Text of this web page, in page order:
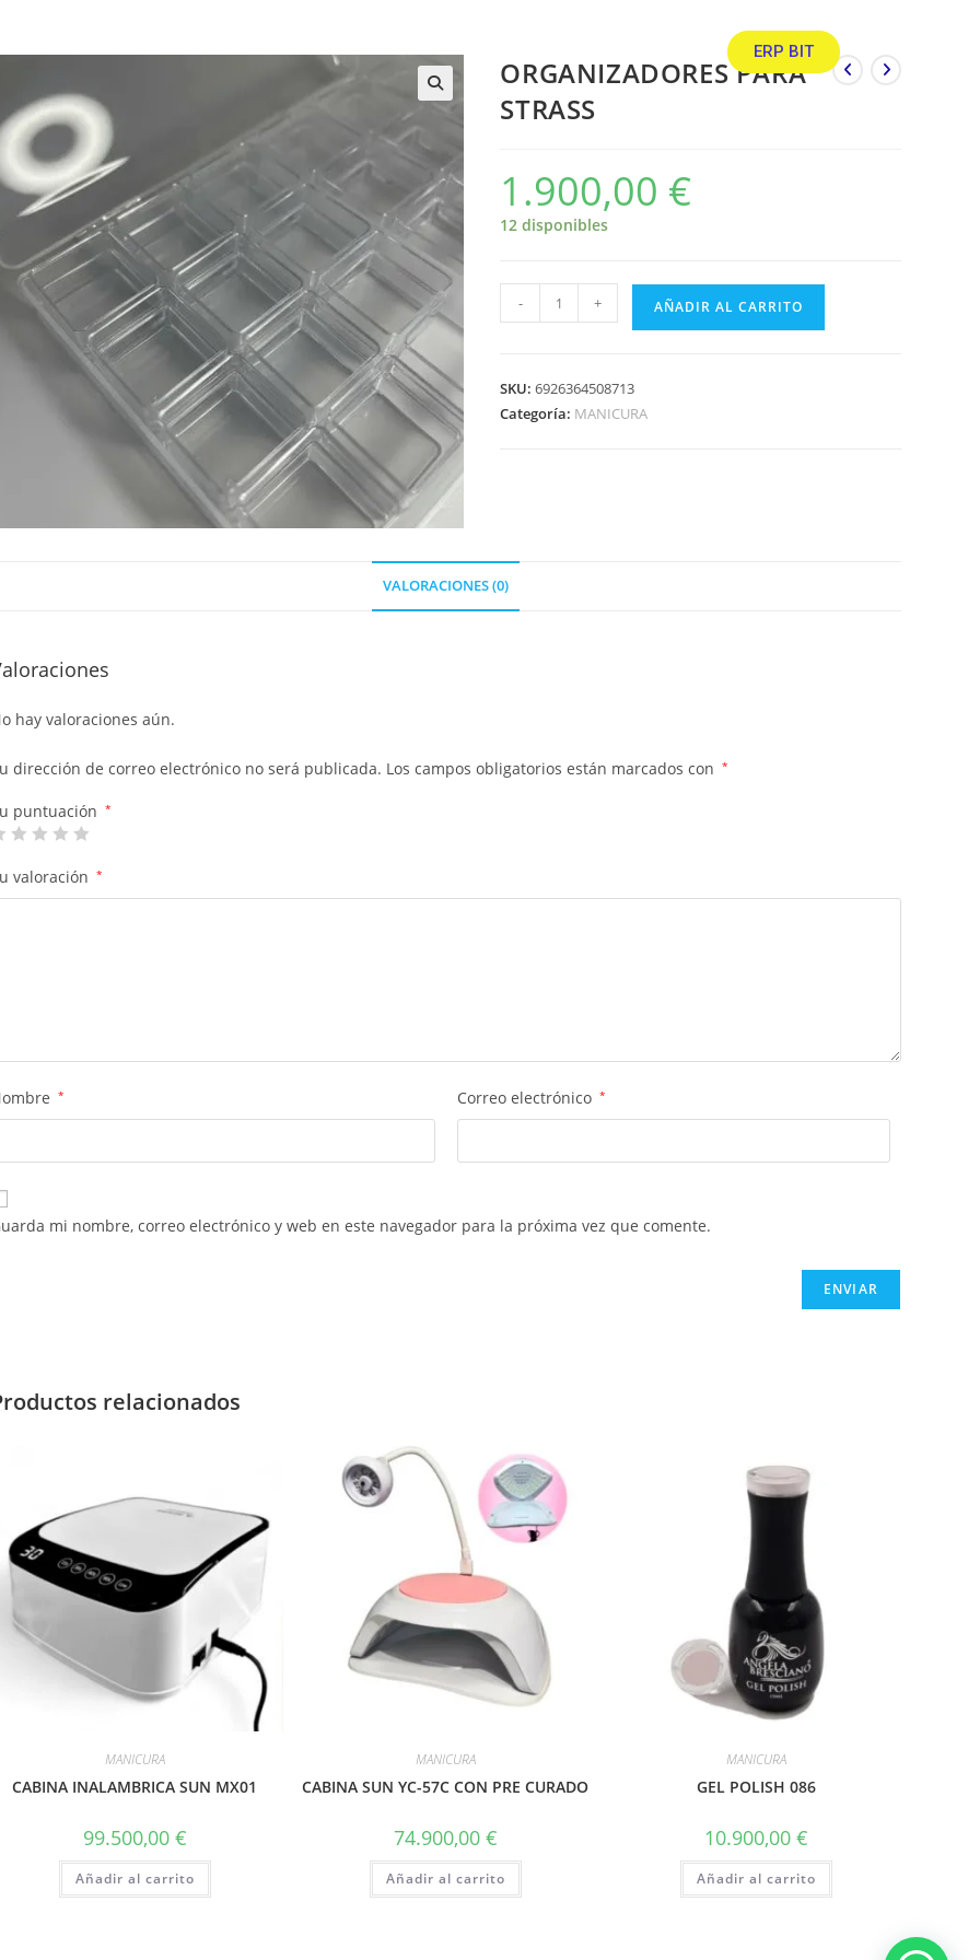
ERP BIT
ORGANIZADORES PARA
STRASS
1.900,00 €
12 disponibles
- + AÑADIR AL CARRITO
SKU:6926364508713
Categoría: MANICURA
VALORACIONES (0)
hay valoraciones aún.
dirección de correo electrónico no será publicada. Los campos obligatorios están marcados con *
puntuación *
valoración *
* Correo electrónico *
mi nombre, correo electrónico y web en este navegador para la próxima vez que comente.
relacionados
MANICURA
CABINA INALAMBRICA SUN MX01
99.500,00 €
Añadir al carrito
MANICURA
CABINA SUN YC-57C CON PRE CURADO
74.900,00 €
Añadir al carrito
MANICURA
GEL POLISH 086
10.900,00€
Añadir al carrito